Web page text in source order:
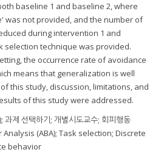
baseline 1 and baseline 2, where
was not provided, and the number of
during intervention 1 and
selection technique was provided.
the occurrence rate of avoidance
means that generalization is well
this study, discussion, limitations, and
of this study were addressed.
과제 선택하기; 개별시도교수; 회피행동
(ABA); Task selection; Discrete
behavior